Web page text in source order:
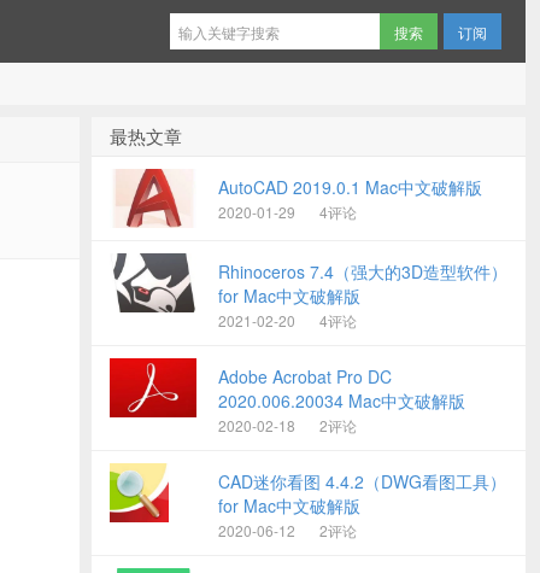
订阅
最热文章
AutoCAD 2019.0.1 Mac中文破解版
2020-01-29 4评论
Rhinoceros 7.4（强大的3D造型软件）
for Mac中文破解版
2021-02-20 4评论
Adobe Acrobat Pro DC
2020.006.20034 Mac中文破解版
2020-02-18 2评论
CAD迷你看图 4.4.2（DWG看图工具）
for Mac中文破解版
2020-06-12 2评论